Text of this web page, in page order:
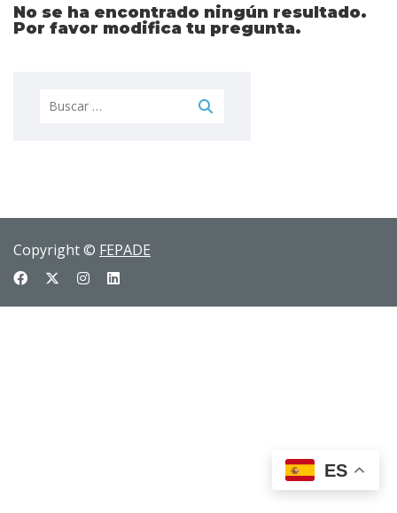
No se ha encontrado ningún resultado.
Por favor modifica tu pregunta.
Buscar:
Copyright © FEPADE
ES